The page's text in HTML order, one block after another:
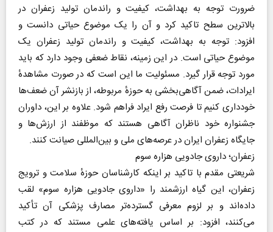
ضرورت توجه به بهداشت، کیفیت و راندمان تولید زعفران در
بالاترین سطح تاکید کرد و آن را یک موضوع حیاتی دانست و
افزود: توجه به بهداشت، کیفیت و راندمان تولید زعفران یک
موضوع حیاتی است. در این زمینه، نقاط ضعفی وجود دارد که باید
مورد توجه قرار گیرد. مسئولیت ما این است که در صورت مشاهدهٔ
ایرادات، ضمن آگاهی‌بخشی به حوزهٔ مربوطه، از بازنشر آن ضعف‌ها
خودداری کنیم تا فرصت رفع ایراد فراهم شود. علاوه بر این، داوران
جشنواره خود ناظران آگاهی هستند که موظفند از ارزش‌ها و
جایگاه زعفران ایران در عرصه‌های ملی و بین‌المللی صیانت کنند.
زعفران؛ داروی جادویی هزاره سوم
شریعتی مقدم با تاکید بر اینکه کارشناسان حوزهٔ سلامت و ترویج
زعفران، این گیاه ارزشمند را «داروی جادویی هزاره سوم» لقب
داده‌اند و بر لزوم معرفی گسترده‌تر مصارف پزشکی آن تأکید
می‌کنند، افزود: بر اساس یافته‌های علمی مستند که در کتب